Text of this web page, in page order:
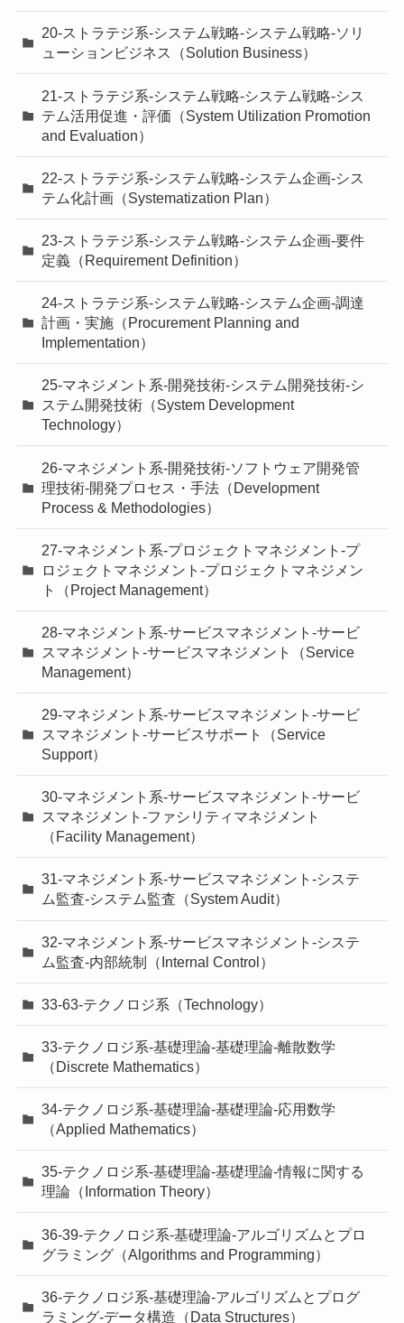
20-ストラテジ系-システム戦略-システム戦略-ソリ
ューションビジネス（Solution Business）
21-ストラテジ系-システム戦略-システム戦略-シス
テム活用促進・評価（System Utilization Promotion
and Evaluation）
22-ストラテジ系-システム戦略-システム企画-シス
テム化計画（Systematization Plan）
23-ストラテジ系-システム戦略-システム企画-要件
定義（Requirement Definition）
24-ストラテジ系-システム戦略-システム企画-調達
計画・実施（Procurement Planning and
Implementation）
25-マネジメント系-開発技術-システム開発技術-シ
ステム開発技術（System Development
Technology）
26-マネジメント系-開発技術-ソフトウェア開発管
理技術-開発プロセス・手法（Development
Process & Methodologies）
27-マネジメント系-プロジェクトマネジメント-プ
ロジェクトマネジメント-プロジェクトマネジメン
ト（Project Management）
28-マネジメント系-サービスマネジメント-サービ
スマネジメント-サービスマネジメント（Service
Management）
29-マネジメント系-サービスマネジメント-サービ
スマネジメント-サービスサポート（Service
Support）
30-マネジメント系-サービスマネジメント-サービ
スマネジメント-ファシリティマネジメント
（Facility Management）
31-マネジメント系-サービスマネジメント-システ
ム監査-システム監査（System Audit）
32-マネジメント系-サービスマネジメント-システ
ム監査-内部統制（Internal Control）
33-63-テクノロジ系（Technology）
33-テクノロジ系-基礎理論-基礎理論-離散数学
（Discrete Mathematics）
34-テクノロジ系-基礎理論-基礎理論-応用数学
（Applied Mathematics）
35-テクノロジ系-基礎理論-基礎理論-情報に関する
理論（Information Theory）
36-39-テクノロジ系-基礎理論-アルゴリズムとプロ
グラミング（Algorithms and Programming）
36-テクノロジ系-基礎理論-アルゴリズムとプログ
ラミング-データ構造（Data Structures）